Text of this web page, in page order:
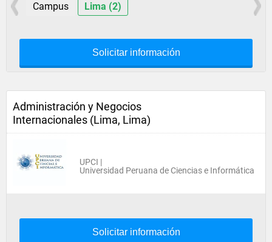
Campus Lima (2)
Solicitar información
Administración y Negocios
Internacionales (Lima, Lima)
UPCI |
Universidad Peruana de Ciencias e Informática
Solicitar información